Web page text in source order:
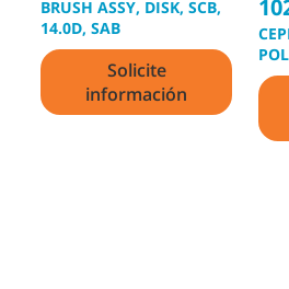
BRUSH ASSY, DISK, SCB,
14.0D, SAB
Solicite
información